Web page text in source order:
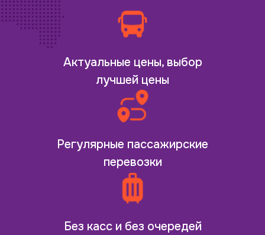
Актуальные цены, выбор
лучшей цены
Регулярные пассажирские
перевозки
Без касс и без очередей